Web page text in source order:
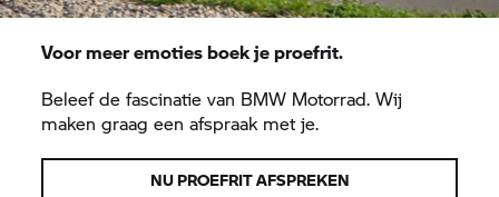
Voor meer emoties boek je proefrit.
Beleef de fascinatie van BMW Motorrad. Wij
maken graag een afspraak met je.
NU PROEFRIT AFSPREKEN